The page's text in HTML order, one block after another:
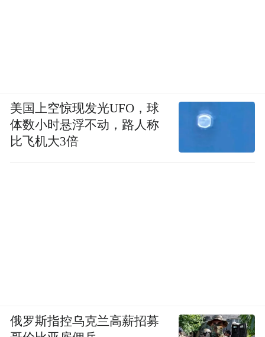
美国上空惊现发光UFO，球
体数小时悬浮不动，路人称
比飞机大3倍
俄罗斯指控乌克兰高薪招募